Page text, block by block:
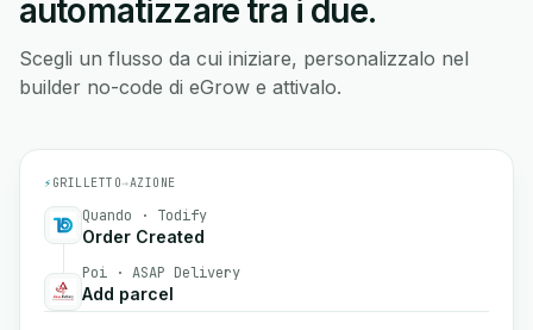
automatizzare tra i due.
Scegli un flusso da cui iniziare, personalizzalo nel
builder no-code di eGrow e attivalo.
⚡ GRILLETTO→AZIONE
Quando · Todify
Order Created
Poi · ASAP Delivery
Add parcel